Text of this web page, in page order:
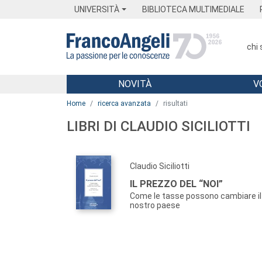
UNIVERSITÀ BIBLIOTECA MULTIMEDIALE
chi
Menu
NOVITÀ
Home ricerca avanzata risultati
LIBRI DI CLAUDIO SICILIOTTI
Claudio Siciliotti
IL PREZZO DEL “NOI”
Come le tasse possono cambiare
nostro paese